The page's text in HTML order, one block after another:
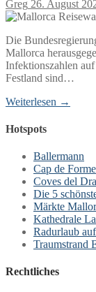
Greg 26. August
Die
Mallorca
Infektionszahlen
Festland sind…
Weiterlesen →
Hotspots
Ballermann
Cap de
Coves del
Die 5
Märkte
Kathedrale
Radurlaub
Traumstrand
Rechtliches